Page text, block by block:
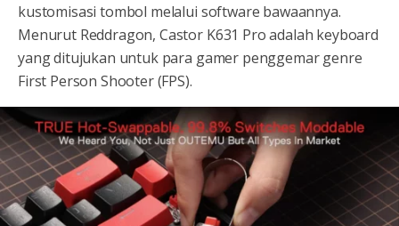
kustomisasi tombol melalui software bawaannya.
Menurut Reddragon, Castor K631 Pro adalah keyboard
yang ditujukan untuk para gamer penggemar genre
First Person Shooter (FPS).